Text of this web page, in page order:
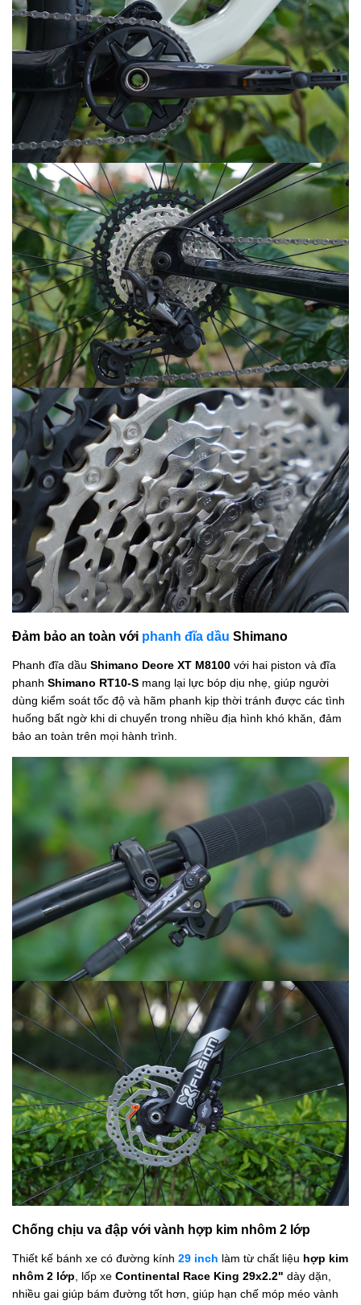
Đảm bảo an toàn với phanh đĩa dầu Shimano
Phanh đĩa dầu Shimano Deore XT M8100 với hai piston và đĩa
phanh Shimano RT10-S mang lại lực bóp dịu nhẹ, giúp người
dùng kiểm soát tốc độ và hãm phanh kịp thời tránh được các tình
huống bất ngờ khi di chuyển trong nhiều địa hình khó khăn, đảm
bảo an toàn trên mọi hành trình.
Chống chịu va đập với vành hợp kim nhôm 2 lớp
Thiết kế bánh xe có đường kính 29 inch làm từ chất liệu hợp kim
nhôm 2 lớp, lốp xe Continental Race King 29x2.2" dày dặn,
nhiều gai giúp bám đường tốt hơn, giúp hạn chế móp méo vành